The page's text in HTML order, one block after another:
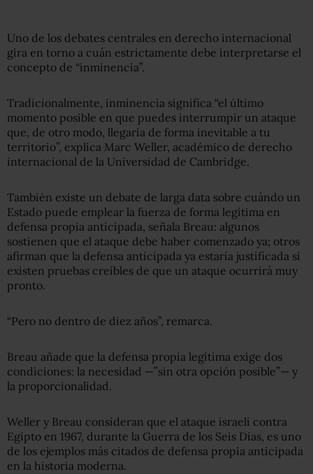
Uno de los debates centrales en derecho internacional
gira en torno a cuán estrictamente debe interpretarse el
concepto de “inminencia”.
Tradicionalmente, inminencia significa “el último
momento posible en que puedes interrumpir un ataque
que, de otro modo, llegaría de forma inevitable a tu
territorio”, explica Marc Weller, académico de derecho
internacional de la Universidad de Cambridge.
También existe un debate de larga data sobre cuándo un
Estado puede emplear la fuerza de forma legítima en
defensa propia anticipada, señala Breau: algunos
sostienen que el ataque debe haber comenzado ya; otros
afirman que la defensa anticipada ya estaría justificada si
existen pruebas creíbles de que un ataque ocurrirá muy
pronto.
“Pero no dentro de diez años”, remarca.
Breau añade que la defensa propia legítima exige dos
condiciones: la necesidad —”sin otra opción posible”— y
la proporcionalidad.
Weller y Breau consideran que el ataque israelí contra
Egipto en 1967, durante la Guerra de los Seis Días, es uno
de los ejemplos más citados de defensa propia anticipada
en la historia moderna.